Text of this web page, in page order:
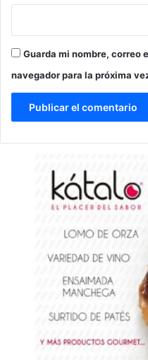
Guarda mi nombre, correo
navegador para la próxima